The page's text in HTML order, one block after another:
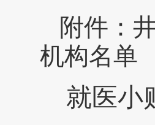
附件：
机构名单
就医小